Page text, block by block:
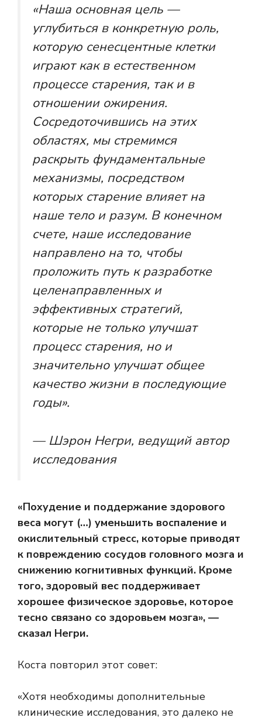
«Наша основная цель —
углубиться в конкретную роль,
которую сенесцентные клетки
играют как в естественном
процессе старения, так и в
отношении ожирения.
Сосредоточившись на этих
областях, мы стремимся
раскрыть фундаментальные
механизмы, посредством
которых старение влияет на
наше тело и разум. В конечном
счете, наше исследование
направлено на то, чтобы
проложить путь к разработке
целенаправленных и
эффективных стратегий,
которые не только улучшат
процесс старения, но и
значительно улучшат общее
качество жизни в последующие
годы».
— Шэрон Негри, ведущий автор
исследования
«Похудение и поддержание здорового
веса могут (…) уменьшить воспаление и
окислительный стресс, которые приводят
к повреждению сосудов головного мозга и
снижению когнитивных функций. Кроме
того, здоровый вес поддерживает
хорошее физическое здоровье, которое
тесно связано со здоровьем мозга», —
сказал Негри.
Коста повторил этот совет:
«Хотя необходимы дополнительные
клинические исследования, это далеко не